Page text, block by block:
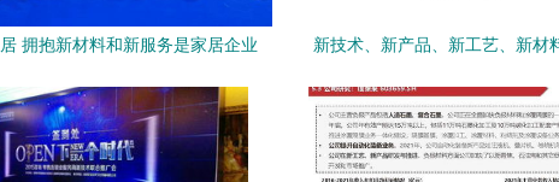
拥抱新材料和新服务是家居企业
新技术、新产品、新工艺、新材